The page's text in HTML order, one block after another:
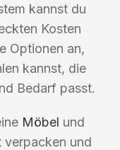
kannst du
Kosten
Optionen an,
kannst, die
Bedarf passt.
Möbel und
verpacken und